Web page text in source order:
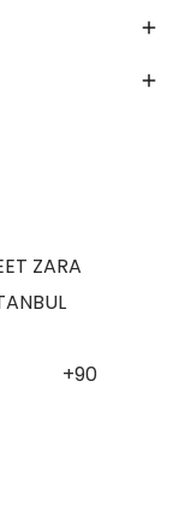
ZARA